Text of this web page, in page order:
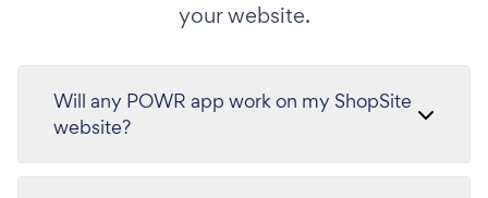
your website.
Will any POWR app work on my ShopSite
website?